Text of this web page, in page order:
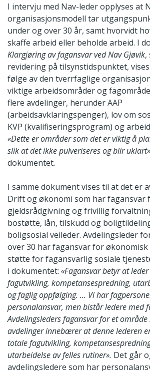
I intervju med Nav-leder opplyses at
organisasjonsmodell tar
under og over 30 år, samt hvorvidt
skaffe arbeid eller beholde arbeid. I
Klargjøring av fagansvar ved Nav Gjøvik,
revidering på tilsynstidspunktet,
følge av den tverrfaglige
viktige arbeidsområder og
flere avdelinger, herunder AAP
(arbeidsavklaringspenger), lov om
KVP (kvalifiseringsprogram) og
«Dette er områder som det er viktig å
slik at det ikke pulveriseres og blir
dokumentet.
I samme dokument vises til at det er
Drift og økonomi som har fagansvar
gjeldsrådgivning og frivillig
bostøtte, lån, tilskudd og
boligsosial veileder. Avdelingsleder
over 30 har fagansvar for
støtte for fagansvarlig sosiale
i dokumentet: «Fagansvar betyr at
fagutvikling, kompetansespredning,
og faglig oppfølging. … Vi har
personalansvar, men bistår ledere med
Avdelingsleders fagansvar for et
avdelinger innebærer at denne lederen
totale fagutvikling,
utarbeidelse av felles rutiner». Det går
avdelingsledere som har